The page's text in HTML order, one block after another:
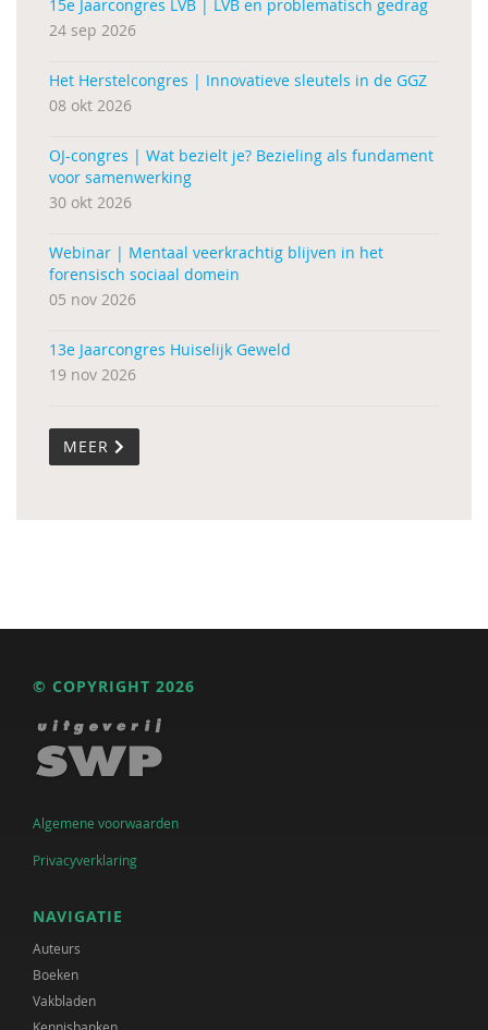
15e Jaarcongres LVB | LVB en problematisch gedrag
24 sep 2026
Het Herstelcongres | Innovatieve sleutels in de GGZ
08 okt 2026
OJ-congres | Wat bezielt je? Bezieling als fundament
voor samenwerking
30 okt 2026
Webinar | Mentaal veerkrachtig blijven in het
forensisch sociaal domein
05 nov 2026
13e Jaarcongres Huiselijk Geweld
19 nov 2026
MEER
© COPYRIGHT 2026
Algemene voorwaarden
Privacyverklaring
NAVIGATIE
Auteurs
Boeken
Vakbladen